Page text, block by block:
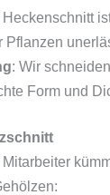
Pflanzen
: Wir
Form und